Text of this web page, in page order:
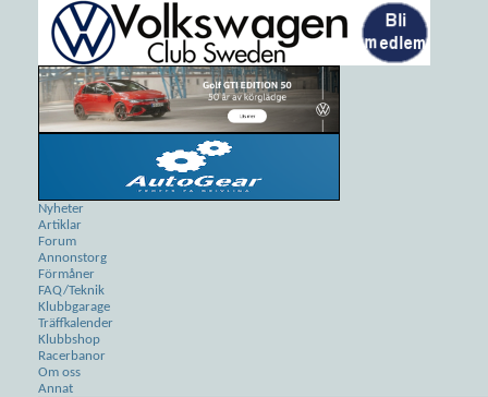
Nyheter
Artiklar
Forum
Annonstorg
Förmåner
FAQ/Teknik
Klubbgarage
Träffkalender
Klubbshop
Racerbanor
Om oss
Annat